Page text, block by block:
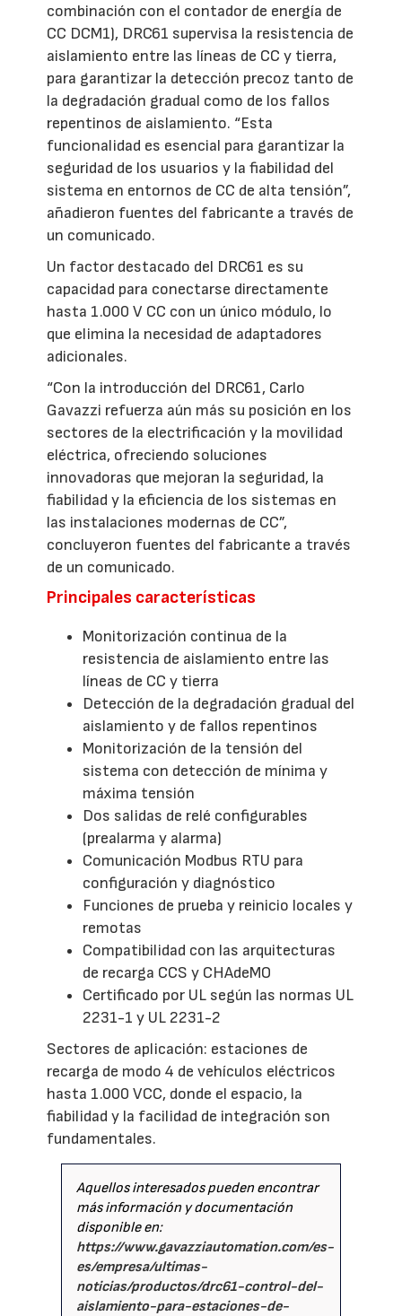
combinación con el contador de energía de
CC DCM1), DRC61 supervisa la resistencia de
aislamiento entre las líneas de CC y tierra,
para garantizar la detección precoz tanto de
la degradación gradual como de los fallos
repentinos de aislamiento. “Esta
funcionalidad es esencial para garantizar la
seguridad de los usuarios y la fiabilidad del
sistema en entornos de CC de alta tensión”,
añadieron fuentes del fabricante a través de
un comunicado.
Un factor destacado del DRC61 es su
capacidad para conectarse directamente
hasta 1.000 V CC con un único módulo, lo
que elimina la necesidad de adaptadores
adicionales.
“Con la introducción del DRC61, Carlo
Gavazzi refuerza aún más su posición en los
sectores de la electrificación y la movilidad
eléctrica, ofreciendo soluciones
innovadoras que mejoran la seguridad, la
fiabilidad y la eficiencia de los sistemas en
las instalaciones modernas de CC”,
concluyeron fuentes del fabricante a través
de un comunicado.
Principales características
Monitorización continua de la
resistencia de aislamiento entre las
líneas de CC y tierra
Detección de la degradación gradual del
aislamiento y de fallos repentinos
Monitorización de la tensión del
sistema con detección de mínima y
máxima tensión
Dos salidas de relé configurables
(prealarma y alarma)
Comunicación Modbus RTU para
configuración y diagnóstico
Funciones de prueba y reinicio locales y
remotas
Compatibilidad con las arquitecturas
de recarga CCS y CHAdeMO
Certificado por UL según las normas UL
2231-1 y UL 2231-2
Sectores de aplicación: estaciones de
recarga de modo 4 de vehículos eléctricos
hasta 1.000 VCC, donde el espacio, la
fiabilidad y la facilidad de integración son
fundamentales.
Aquellos interesados pueden encontrar
más información y documentación
disponible en:
https://www.gavazziautomation.com/es-
es/empresa/ultimas-
noticias/productos/drc61-control-del-
aislamiento-para-estaciones-de-